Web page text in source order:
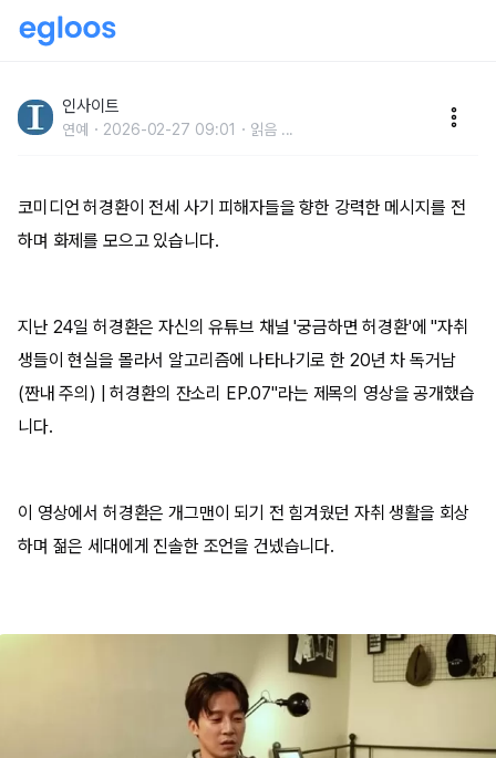
“사람 죽여야만 살인아냐”
인사이트
연예 2026-02-27 09:01 읽음 ...
코미디언 허경환이 전세 사기 피해자들을 향한 강력한 메시지를 전
하며 화제를 모으고 있습니다.
지난 24일 허경환은 자신의 유튜브 채널 '궁금하면 허경환'에 "자취
생들이 현실을 몰라서 알고리즘에 나타나기로 한 20년 차 독거남
(짠내 주의) | 허경환의 잔소리 EP.07"라는 제목의 영상을 공개했습
니다.
이 영상에서 허경환은 개그맨이 되기 전 힘겨웠던 자취 생활을 회상
하며 젊은 세대에게 진솔한 조언을 건넸습니다.